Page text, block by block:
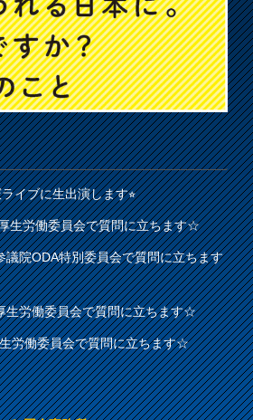
イブに生出演します⭐︎
生労働委員会で質問に立ちます☆
院ODA特別委員会で質問に立ちます
労働委員会で質問に立ちます☆
労働委員会で質問に立ちます☆